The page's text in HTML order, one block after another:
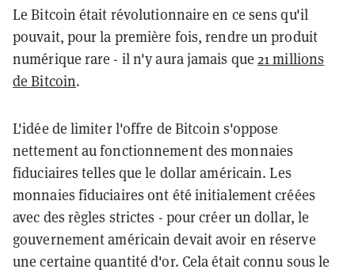
Le Bitcoin était révolutionnaire en ce sens qu'il
pouvait, pour la première fois, rendre un produit
numérique rare - il n'y aura jamais que21 millions
de Bitcoin.
L'idée de limiter l'offre de Bitcoin s'oppose
nettement au fonctionnement des monnaies
fiduciaires telles que le dollar américain. Les
monnaies fiduciaires ont été initialement créées
avec des règles strictes - pour créer un dollar, le
gouvernement américain devait avoir en réserve
une certaine quantité d'or. Cela était connu sous le